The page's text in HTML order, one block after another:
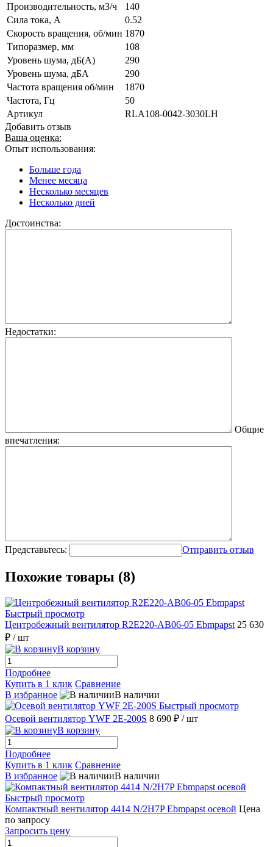
Производительность, м3/ч
140
Сила тока, А
0.52
Скорость вращения, об/мин 1870
Типоразмер, мм
108
Уровень шума, дБ(А)
290
Уровень шума, дБА
290
Частота вращения об/мин
1870
Частота, Гц
50
Артикул
RLA108-0042-3030LH
Добавить отзыв
Ваша оценка:
Опыт использования:
Больше года
Менее месяца
Несколько месяцев
Несколько дней
Достоинства:
Недостатки:
Общие
впечатления:
Представьтесь: Отправить отзыв
Похожие товары (8)
Быстрый просмотр
Центробежный вентилятор R2E220-AB06-05 Ebmpapst 25 630
₽ / шт
В корзину
Подробнее
Купить в 1 клик Сравнение
В избранное
В наличии
Быстрый просмотр
Осевой вентилятор YWF 2E-200S 8 690 ₽ / шт
В корзину
Подробнее
Купить в 1 клик Сравнение
В избранное
В наличии
Быстрый просмотр
Компактный вентилятор 4414 N/2H7P Ebmpapst осевой Цена
по запросу
Запросить цену